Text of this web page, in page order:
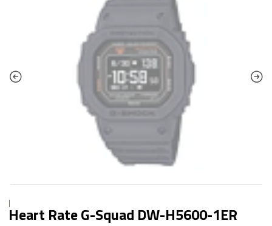
|
Heart Rate G-Squad DW-H5600-1ER